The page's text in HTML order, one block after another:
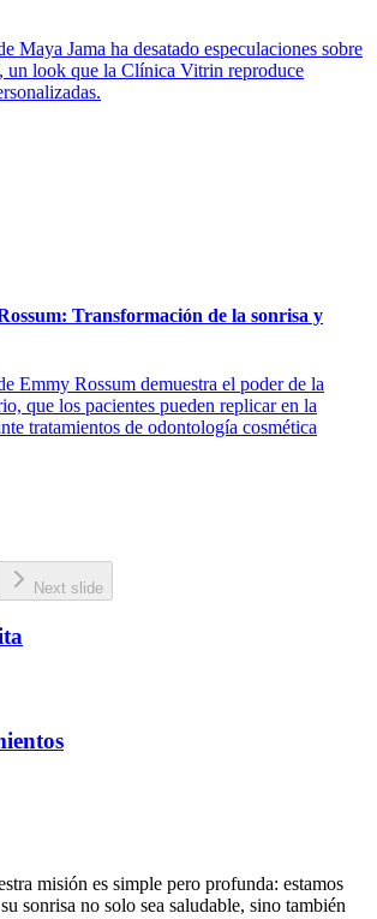
Maya Jama ha desatado especulaciones sobre
un look que la Clínica Vitrin reproduce
Transformación de la sonrisa y
Emmy Rossum demuestra el poder de la
que los pacientes pueden replicar en la
tratamientos de odontología cosmética
Next slide
misión es simple pero profunda: estamos
sonrisa no solo sea saludable, sino también